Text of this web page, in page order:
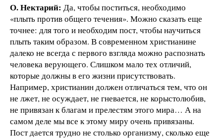
О. Нектарий: Да, чтобы поститься, необходимо
«плыть против общего течения». Можно сказать еще
точнее: для того и необходим пост, чтобы научиться
плыть таким образом. В современном христианине
далеко не всегда с первого взгляда можно распознать
человека верующего. Слишком мало тех отличий,
которые должны в его жизни присутствовать.
Например, христианин должен отличаться тем, что он
не лжет, не осуждает, не гневается, не корыстолюбив,
не привязан к благам и прелестям этого мира… А на
самом деле мы все к этому миру очень привязаны.
Пост дается трудно не столько организму, сколько еще